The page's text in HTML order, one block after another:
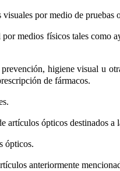
por medio de pruebas
medios físicos tales como
higiene visual u
de fármacos.
artículos ópticos destinados
ópticos.
anteriormente